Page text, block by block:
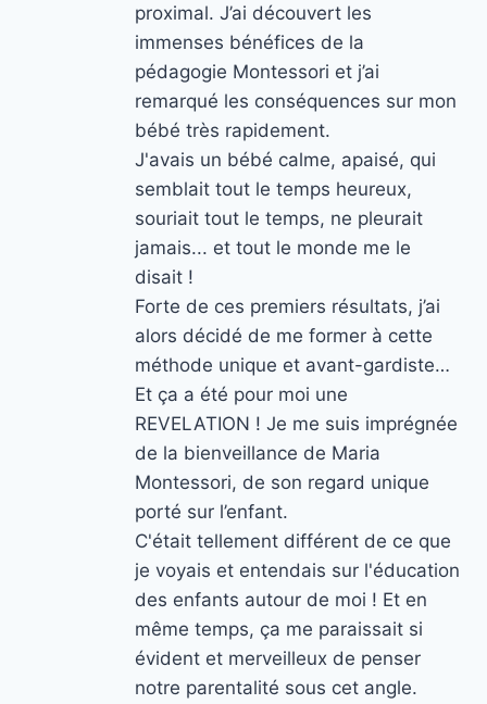
proximal. J’ai découvert les
immenses bénéfices de la
pédagogie Montessori et j’ai
remarqué les conséquences sur mon
bébé très rapidement.
J'avais un bébé calme, apaisé, qui
semblait tout le temps heureux,
souriait tout le temps, ne pleurait
jamais... et tout le monde me le
disait !
Forte de ces premiers résultats, j’ai
alors décidé de me former à cette
méthode unique et avant-gardiste…
Et ça a été pour moi une
REVELATION ! Je me suis imprégnée
de la bienveillance de Maria
Montessori, de son regard unique
porté sur l’enfant.
C'était tellement différent de ce que
je voyais et entendais sur l'éducation
des enfants autour de moi ! Et en
même temps, ça me paraissait si
évident et merveilleux de penser
notre parentalité sous cet angle.